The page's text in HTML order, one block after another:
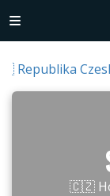
Republika
🇨🇿